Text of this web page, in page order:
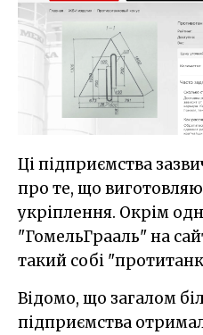
Ці підприємства
про те, що
укріплення. Окрім
"ГомельГрааль" на
такий собі
Відомо, що загалом
підприємства